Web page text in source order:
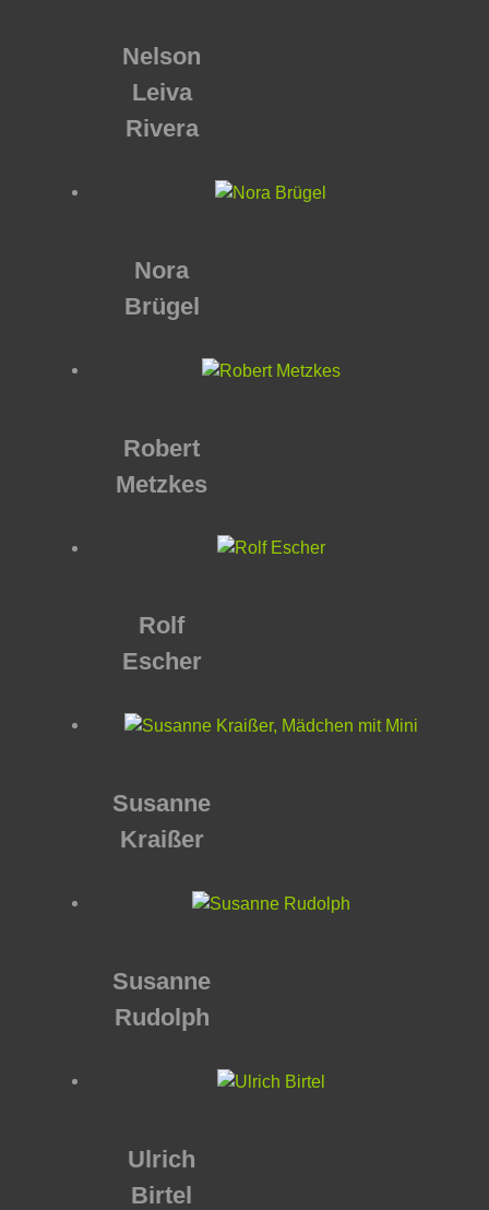
Nelson
Leiva
Rivera
Nora
Brügel
Robert
Metzkes
Rolf
Escher
Susanne
Kraißer
Susanne
Rudolph
Ulrich
Birtel